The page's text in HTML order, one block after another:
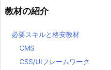
教材の紹介
必要スキルと格安教材
CMS
CSS/UIフレームワーク